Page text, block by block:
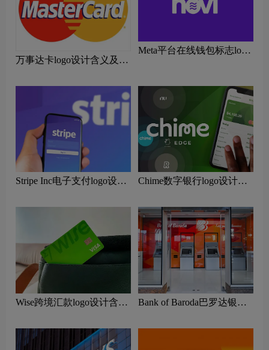
万事达卡logo设计含义及设
Meta平台在线钱包标志logo
Stripe Inc电子支付logo设计
Chime数字银行logo设计含
Wise跨境汇款logo设计含义
Bank of Baroda巴罗达银行
念